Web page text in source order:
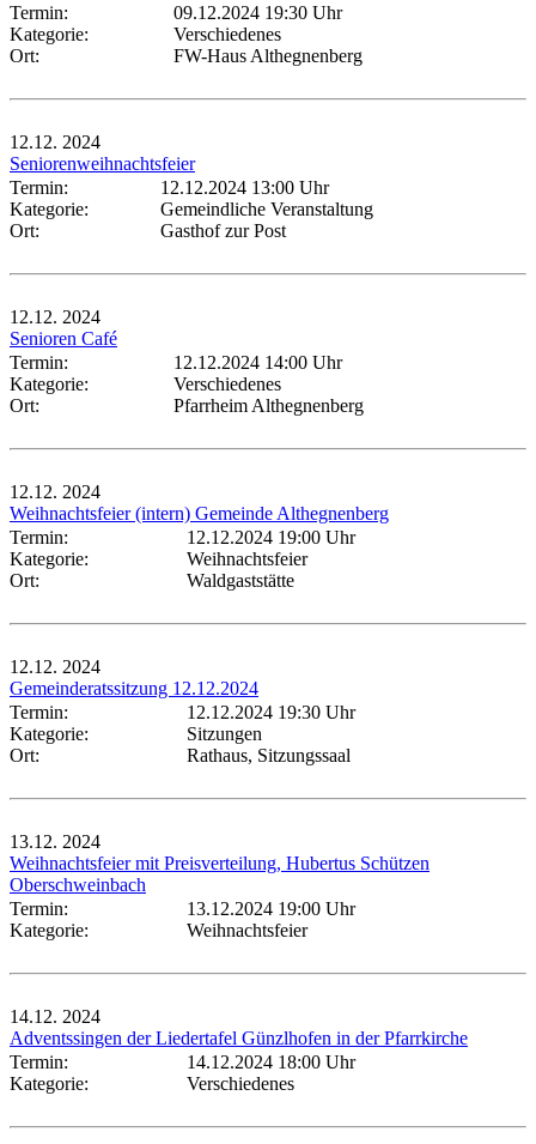
Termin:
09.12.2024 19:30 Uhr
Kategorie:
Verschiedenes
Ort:
FW-Haus Althegnenberg
12.12. 2024
Seniorenweihnachtsfeier
Termin:
12.12.2024 13:00 Uhr
Kategorie:
Gemeindliche Veranstaltung
Ort:
Gasthof zur Post
12.12. 2024
Senioren Café
Termin:
12.12.2024 14:00 Uhr
Kategorie:
Verschiedenes
Ort:
Pfarrheim Althegnenberg
12.12. 2024
Weihnachtsfeier (intern) Gemeinde Althegnenberg
Termin:
12.12.2024 19:00 Uhr
Kategorie:
Weihnachtsfeier
Ort:
Waldgaststätte
12.12. 2024
Gemeinderatssitzung 12.12.2024
Termin:
12.12.2024 19:30 Uhr
Kategorie:
Sitzungen
Ort:
Rathaus, Sitzungssaal
13.12. 2024
Weihnachtsfeier mit Preisverteilung, Hubertus Schützen
Oberschweinbach
Termin:
13.12.2024 19:00 Uhr
Kategorie:
Weihnachtsfeier
14.12. 2024
Adventssingen der Liedertafel Günzlhofen in der Pfarrkirche
Termin:
14.12.2024 18:00 Uhr
Kategorie:
Verschiedenes